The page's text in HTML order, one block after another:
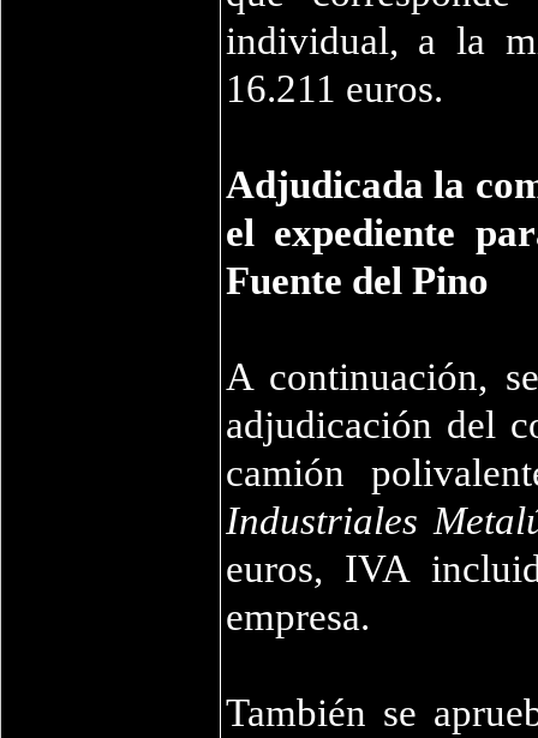
individual, a la
16.211 euros.
Adjudicada la
el expediente
Fuente del Pino
A continuación,
adjudicación del
camión
Industriales
euros, IVA
empresa.
También se